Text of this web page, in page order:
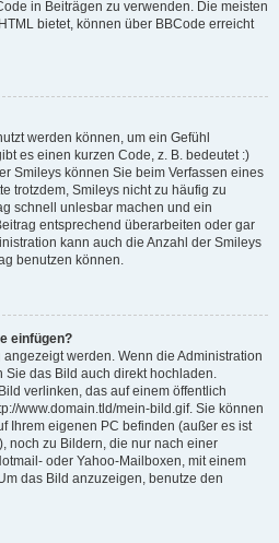
in Beiträgen zu verwenden. Die meisten
bietet, können über BBCode erreicht
werden können, um ein Gefühl
es einen kurzen Code, z. B. bedeutet :)
Smileys können Sie beim Verfassen eines
trotzdem, Smileys nicht zu häufig zu
schnell unlesbar machen und ein
entsprechend überarbeiten oder gar
kann auch die Anzahl der Smileys
benutzen können.
einfügen?
werden. Wenn die Administration
Sie das Bild auch direkt hochladen.
verlinken, das auf einem öffentlich
www.domain.tld/mein-bild.gif. Sie können
Ihrem eigenen PC befinden (außer es ist
noch zu Bildern, die nur nach einer
oder Yahoo-Mailboxen, mit einem
das Bild anzuzeigen, benutze den